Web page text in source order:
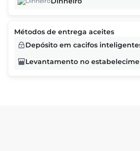
As ofertas baseiam-se na hora, na data e
Continuar
Métodos de entrega aceites
Depósito em cacifos
Levantamento no